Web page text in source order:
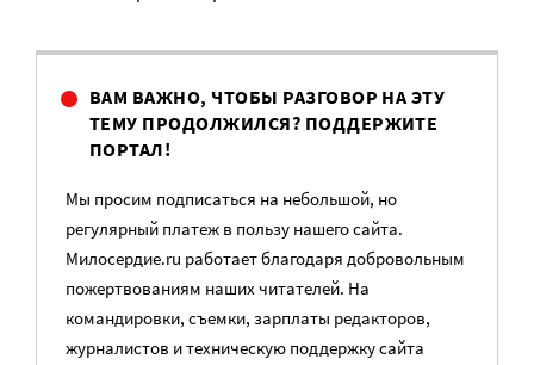
ВАМ ВАЖНО, ЧТОБЫ РАЗГОВОР НА ЭТУ
ТЕМУ ПРОДОЛЖИЛСЯ? ПОДДЕРЖИТЕ
ПОРТАЛ!
Мы просим подписаться на небольшой, но
регулярный платеж в пользу нашего сайта.
Милосердие.ru работает благодаря добровольным
пожертвованиям наших читателей. На
командировки, съемки, зарплаты редакторов,
журналистов и техническую поддержку сайта